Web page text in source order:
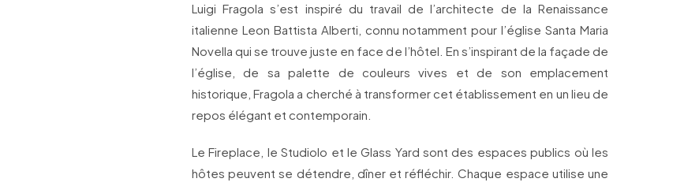
Luigi Fragola s’est inspiré du travail de l’architecte de la Renaissance
italienne Leon Battista Alberti, connu notamment pour l’église Santa Maria
Novella qui se trouve juste en face de l’hôtel. En s’inspirant de la façade de
l’église, de sa palette de couleurs vives et de son emplacement
historique, Fragola a cherché à transformer cet établissement en un lieu de
repos élégant et contemporain.
Le Fireplace, le Studiolo et le Glass Yard sont des espaces publics où les
hôtes peuvent se détendre, dîner et réfléchir. Chaque espace utilise une